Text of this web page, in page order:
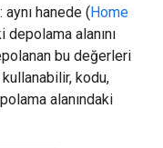
hanede (Home
alanını
bu değerleri
kodu,
alanındaki